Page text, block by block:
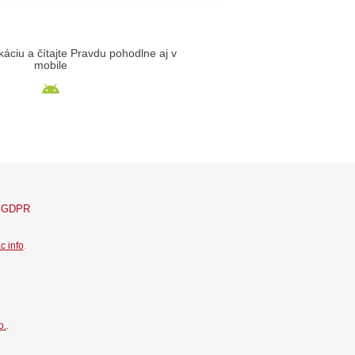
a čítajte Pravdu pohodlne aj v
mobile
GDPR
info.